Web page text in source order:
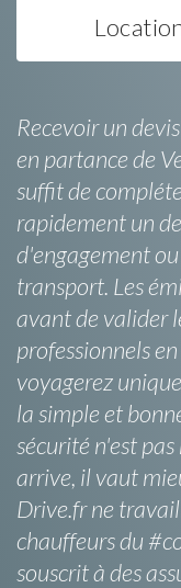
Recevoir un
en partance de
suffit de
rapidement un
d'engagement
transport. Les
avant de valider
professionnels
voyagerez
la simple et
sécurité n'est
arrive, il vaut
Drive.fr ne
chauffeurs du
souscrit à des